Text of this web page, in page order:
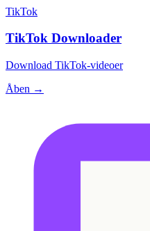
TikTok
TikTok Downloader
Download TikTok-videoer
Åben →